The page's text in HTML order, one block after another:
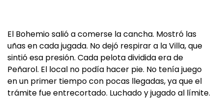
El Bohemio salió a comerse la cancha. Mostró las
uñasen cada jugada. No dejó respirar a la Villa, que
sintió esa presión. Cada pelota dividida era de
Peñarol. El local no podía hacer pie. No tenía juego
en un primer tiempo con pocas llegadas, ya que el
trámite fue entrecortado. Luchado y jugado al límite.